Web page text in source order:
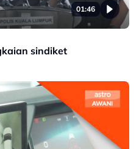
01:46
sindiket